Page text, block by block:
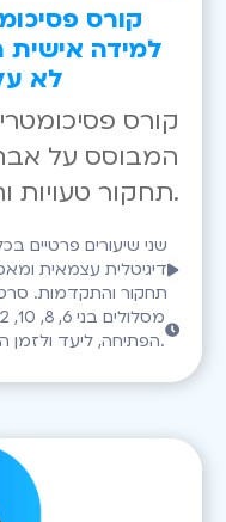
קורס
למידה אישית
לא
קורס פסיכומטרי
המבוסס על
תחקור טעויות ותוכנית עבודה מותאמת.
שני שיעורים פרטיים
דיגיטלית עצמאית
תחקור והתקדמות.
הפתיחה, ליעד ולזמן העומד לרשות התלמיד.